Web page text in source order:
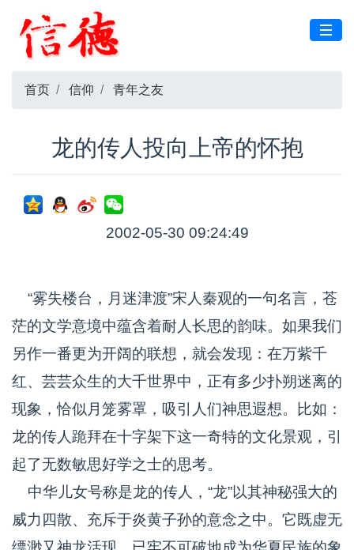
首页 信仰 青年之友
龙的传人投向上帝的怀抱
2002-05-30 09:24:49
“雾失楼台，月迷津渡”宋人秦观的一句名言，苍
茫的文学意境中蕴含着耐人长思的韵味。如果我们
另作一番更为开阔的联想，就会发现：在万紫千
红、芸芸众生的大千世界中，正有多少扑朔迷离的
现象，恰似月笼雾罩，吸引人们神思遐想。比如：
龙的传人跪拜在十字架下这一奇特的文化景观，引
起了无数敏思好学之士的思考。
中华儿女号称是龙的传人，“龙”以其神秘强大的
威力四散、充斥于炎黄子孙的意念之中。它既虚无